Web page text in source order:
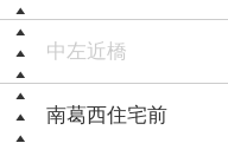
中左近橋
南葛西住宅前